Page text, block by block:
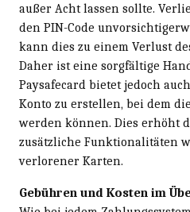
außer Acht lassen sollte.
den PIN-Code
kann dies zu einem Verlust
Daher ist eine sorgfältige
Paysafecard bietet jedoch
Konto zu erstellen, bei dem
werden können. Dies erhöht
zusätzliche Funktionalitäten
verlorener Karten.
Gebühren und Kosten im